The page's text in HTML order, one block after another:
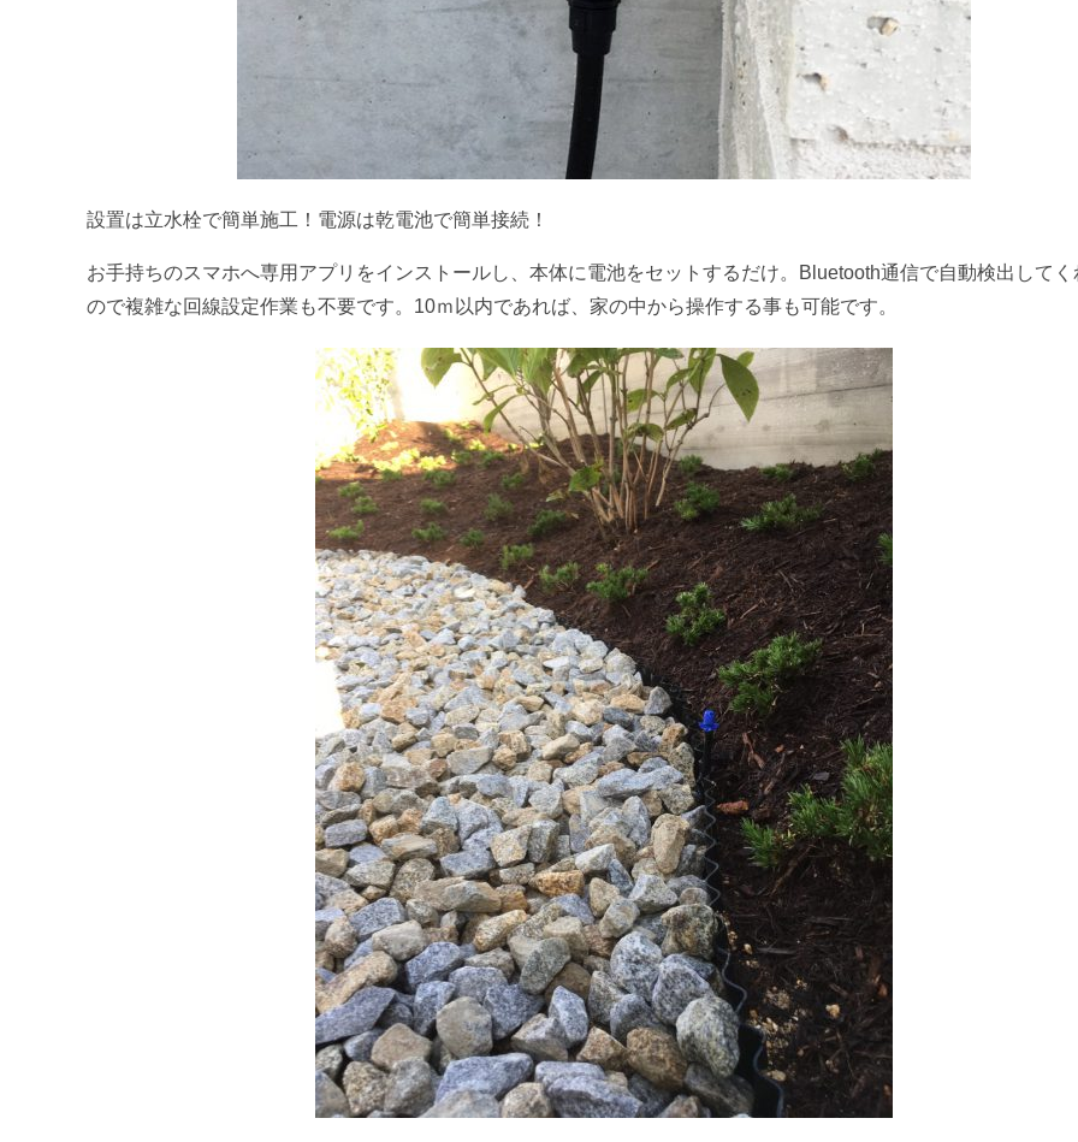
設置は立水栓で簡単施工！電源は乾電池で簡単接続！
お手持ちのスマホへ専用アプリをインストールし、本体に電池をセットするだけ。Bluetooth通信で自動検出してく
ので複雑な回線設定作業も不要です。10ｍ以内であれば、家の中から操作する事も可能です。